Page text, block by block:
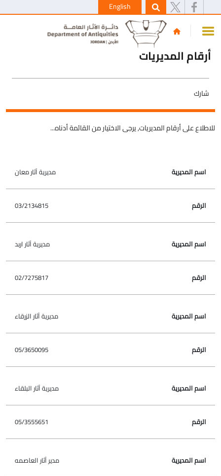
English
أرقام المديريات
شارك
للاطلاع على أرقام المديريات, يرجى الاختيار من القائمة أدناه...
اسم المديرية مديرية آثار معان
03/2134815
مديرية آثار اربد
02/7275817
مديرية آثار الزرقاء
05/3650095
مديرية آثار البلقاء
05/3555651
مدير آثار العاصمه